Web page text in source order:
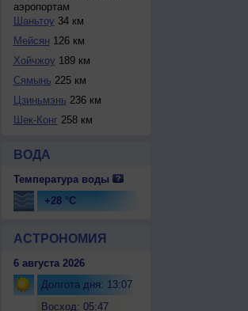
аэропортам
Шаньтоу 34 км
Мейсян 126 км
Хойчжоу 189 км
Сямынь 225 км
Цзиньмэнь 236 км
Шек-Конг 258 км
ВОДА
Температура воды
+28 °C
АСТРОНОМИЯ
6 августа 2026
Долгота дня: 13:07
Восход: 05:47